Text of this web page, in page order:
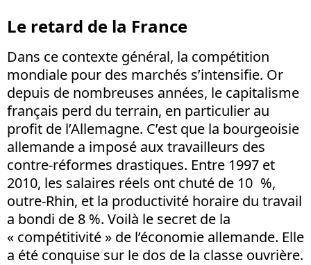
Le retard de la France
Dans ce contexte général, la compétition
mondiale pour des marchés s’intensifie. Or
depuis de nombreuses années, le capitalisme
français perd du terrain, en particulier au
profit de l’Allemagne. C’est que la bourgeoisie
allemande a imposé aux travailleurs des
contre-réformes drastiques. Entre 1997 et
2010, les salaires réels ont chuté de 10 %,
outre-Rhin, et la productivité horaire du travail
a bondi de 8 %. Voilà le secret de la
« compétitivité » de l’économie allemande. Elle
a été conquise sur le dos de la classe ouvrière.